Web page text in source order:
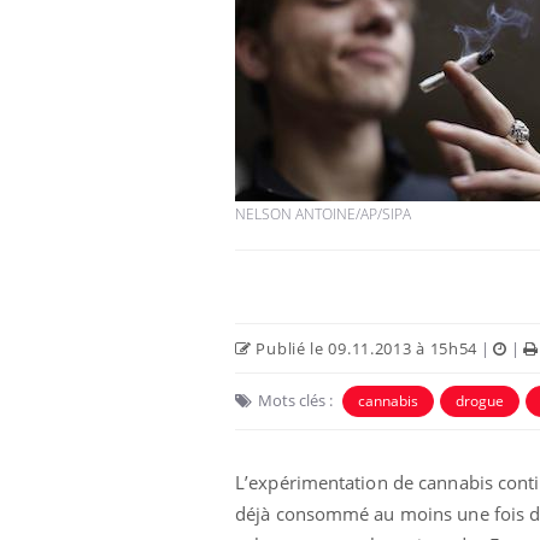
NELSON ANTOINE/AP/SIPA
Publié le 09.11.2013 à 15h54 | |
Mots clés : cannabis drogue
L’expérimentation de cannabis
déjà consommé au moins une fois